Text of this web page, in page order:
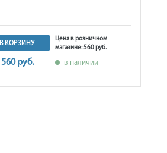
В КОРЗИНУ
560 руб.
Цена в розничном
магазине: 560 руб.
в наличии